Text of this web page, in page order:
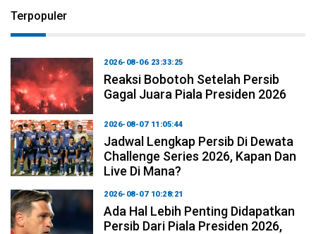
Terpopuler
2026-08-06 23:33:25
Reaksi Bobotoh Setelah Persib
Gagal Juara Piala Presiden 2026
2026-08-07 11:05:44
Jadwal Lengkap Persib Di Dewata
Challenge Series 2026, Kapan Dan
Live Di Mana?
2026-08-07 10:28:21
Ada Hal Lebih Penting Didapatkan
Persib Dari Piala Presiden 2026,